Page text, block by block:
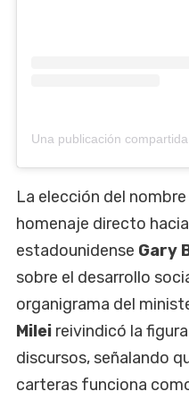
La elección del
homenaje directo
estadounidense Gary
sobre el desarrollo
organigrama del
Milei reivindicó la
discursos, señalando
carteras funciona